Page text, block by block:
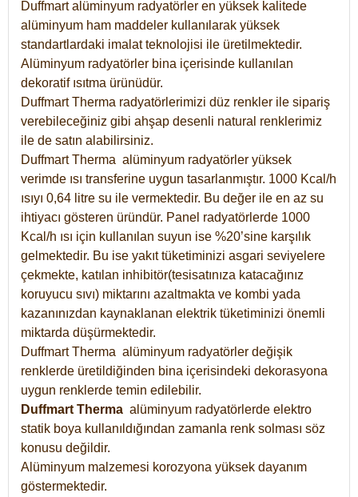
Duffmart alüminyum radyatörler en yüksek kalitede
alüminyum ham maddeler kullanılarak yüksek
standartlardaki imalat teknolojisi ile üretilmektedir.
Alüminyum radyatörler bina içerisinde kullanılan
dekoratif ısıtma ürünüdür.
Duffmart Therma radyatörlerimizi düz renkler ile sipariş
verebileceğiniz gibi ahşap desenli natural renklerimiz
ile de satın alabilirsiniz.
Duffmart Therma alüminyum radyatörler yüksek
verimde ısı transferine uygun tasarlanmıştır. 1000 Kcal/h
ısıyı 0,64 litre su ile vermektedir. Bu değer ile en az su
ihtiyacı gösteren üründür. Panel radyatörlerde 1000
Kcal/h ısı için kullanılan suyun ise %20’sine karşılık
gelmektedir. Bu ise yakıt tüketiminizi asgari seviyelere
çekmekte, katılan inhibitör(tesisatınıza katacağınız
koruyucu sıvı) miktarını azaltmakta ve kombi yada
kazanınızdan kaynaklanan elektrik tüketiminizi önemli
miktarda düşürmektedir.
Duffmart Therma alüminyum radyatörler değişik
renklerde üretildiğinden bina içerisindeki dekorasyona
uygun renklerde temin edilebilir.
Duffmart Therma alüminyum radyatörlerde elektro
statik boya kullanıldığından zamanla renk solması söz
konusu değildir.
Alüminyum malzemesi korozyona yüksek dayanım
göstermektedir.